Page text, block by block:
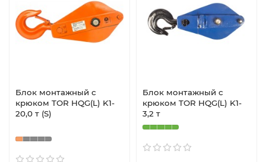
Блок монтажный с
крюком TOR HQG(L) K1-
20,0 т (S)
Блок монтажный с
крюком TOR HQG(L) K1-
3,2 т